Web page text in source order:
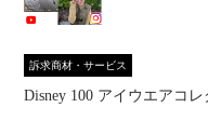
訴求商材・サービス
Disney 100 アイウエアコ